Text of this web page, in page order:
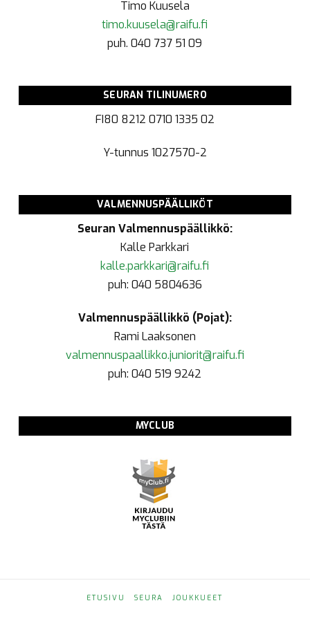
Timo Kuusela
timo.kuusela@raifu.fi
puh. 040 737 51 09
SEURAN TILINUMERO
FI80 8212 0710 1335 02
Y-tunnus 1027570-2
VALMENNUSPÄÄLLIKÖT
Seuran Valmennuspäällikkö:
Kalle Parkkari
kalle.parkkari@raifu.fi
puh: 040 5804636
Valmennuspäällikkö (Pojat):
Rami Laaksonen
valmennuspaallikko.juniorit@raifu.fi
puh: 040 519 9242
MYCLUB
ETUSIVU SEURA JOUKKUEET